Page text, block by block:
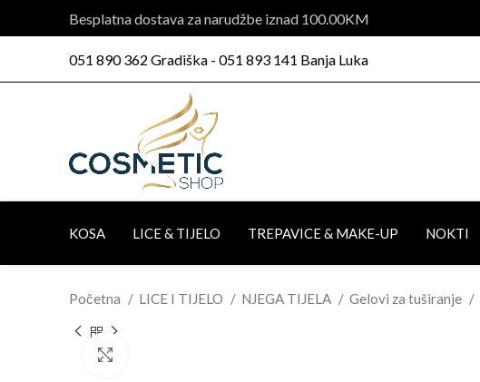
051 890 362 Gradiška - 051 893 141 Banja Luka
KOSA LICE & TIJELO TREPAVICE & MAKE-UP NOKTI
Početna LICE I TIJELO NJEGA TIJELA Gelovi za tuširanje
Besplatna dostava za narudžbe iznad 100.00KM